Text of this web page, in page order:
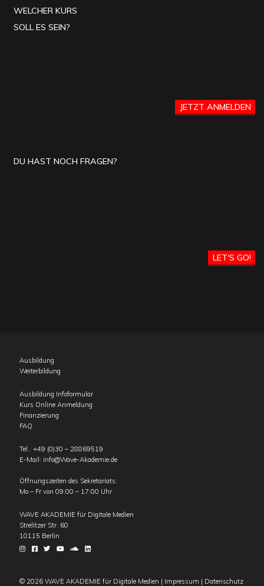
WELCHER KURS
SOLL ES SEIN?
JETZT ANMELDEN
DU HAST NOCH FRAGEN?
LET'S GO!
Ausbildung
Weiterbildung
Ausbildung Infoformular
Kurs Online Anmeldung
Finanzierung
FAQ
Tel.: +49 (0)30 – 28869519
E-Mail: info@Wave-Akademie.de
Öffnungszeiten des Sekretariats:
Mo – Fr von 09:00 – 17:00 Uhr
WAVE AKADEMIE für Digitale Medien
Strelitzer Str. 60
10115 Berlin
© 2026 WAVE AKADEMIE für Digitale Medien | Impressum | Datenschutz